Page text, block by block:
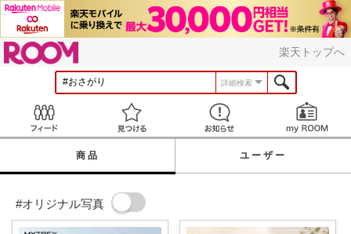
楽天トップへ
詳細検索
見つける お知らせ
商品 ユーザー
#オリジナル写真